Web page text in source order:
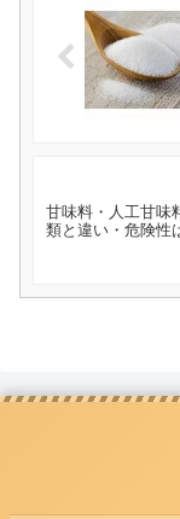
甘味料・人工甘味
類と違い・危険性